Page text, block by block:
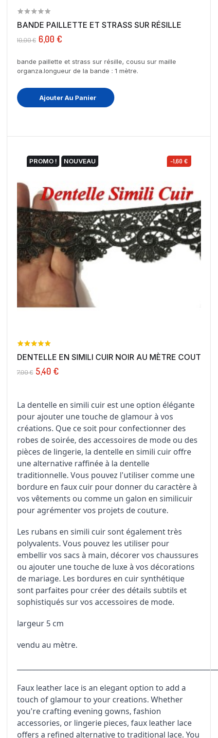
BANDE PAILLETTE ET STRASS SUR RÉSILLE
10,00 € 6,00 €
bande paillette et strass sur résille, cousu sur maille
organza.longueur de la bande : 1 mètre.
Ajouter Au Panier
PROMO ! NOUVEAU -1,60 €
DENTELLE EN SIMILI CUIR NOIR AU MÈTRE
7,00 € 5,40 €
La dentelle en simili cuir est une option élégante
pour ajouter une touche de glamour à vos
créations. Que ce soit pour confectionner des
robes de soirée, des accessoires de mode ou des
pièces de lingerie, la dentelle en simili cuir offre
une alternative raffinée à la dentelle
traditionnelle. Vous pouvez l'utiliser comme une
bordure en faux cuir pour donner du caractère à
vos vêtements ou comme un galon en similicuir
pour agrémenter vos projets de couture.
Les rubans en simili cuir sont également très
polyvalents. Vous pouvez les utiliser pour
embellir vos sacs à main, décorer vos chaussures
ou ajouter une touche de luxe à vos décorations
de mariage. Les bordures en cuir synthétique
sont parfaites pour créer des détails subtils et
sophistiqués sur vos accessoires de mode.
largeur 5 cm
vendu au mètre.
Faux leather lace is an elegant option to add a
touch of glamour to your creations. Whether
you're crafting evening gowns, fashion
accessories, or lingerie pieces, faux leather lace
offers a refined alternative to traditional lace. You